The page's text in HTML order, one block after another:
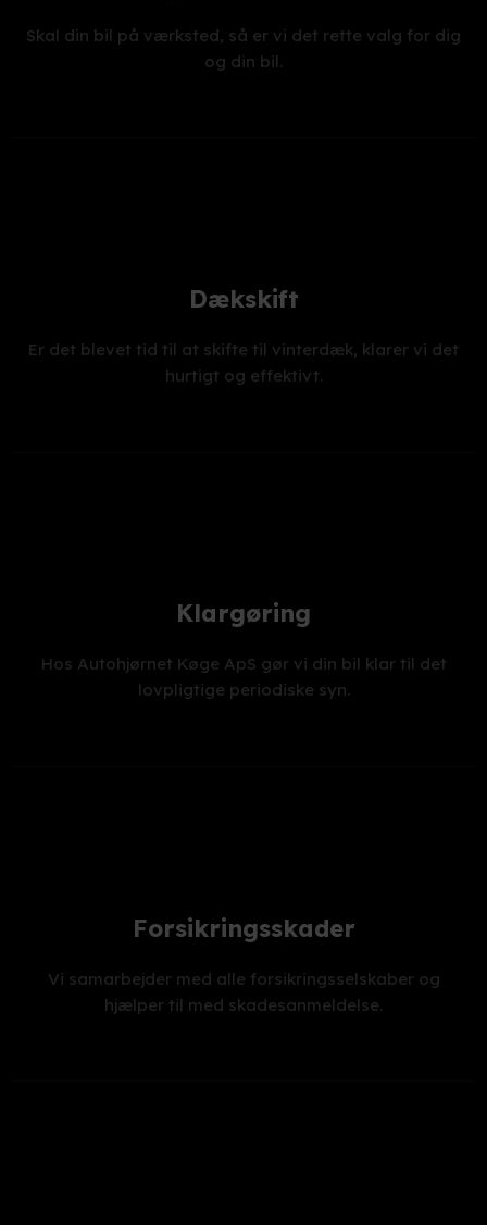
Skal din bil på værksted, så er vi det rette valg for dig
og din bil.
Dækskift
Er det blevet tid til at skifte til vinterdæk, klarer vi det
hurtigt og effektivt.
Klargøring
Hos Autohjørnet Køge ApS gør vi din bil klar til det
lovpligtige periodiske syn.
Forsikringsskader
Vi samarbejder med alle forsikringsselskaber og
hjælper til med skadesanmeldelse.